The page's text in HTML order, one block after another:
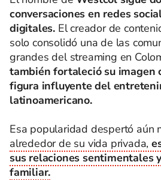
conversaciones en redes
digitales. El creador de
solo consolidó una de las
grandes del streaming en
también fortaleció su imagen
figura influyente del
latinoamericano.
Esa popularidad despertó aún
alrededor de su vida privada,
sus relaciones sentimentales
familiar.